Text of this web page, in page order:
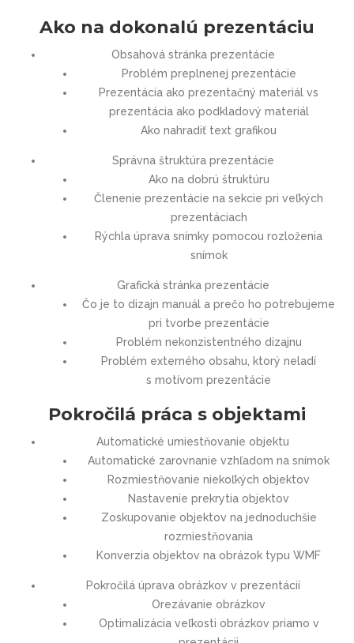
Ako na dokonalú prezentáciu
Obsahová stránka prezentácie
Problém preplnenej prezentácie
Prezentácia ako prezentačný materiál vs
prezentácia ako podkladový materiál
Ako nahradiť text grafikou
Správna štruktúra prezentácie
Ako na dobrú štruktúru
Členenie prezentácie na sekcie pri veľkých
prezentáciach
Rýchla úprava snímky pomocou rozloženia
snímok
Grafická stránka prezentácie
Čo je to dizajn manuál a prečo ho potrebujeme
pri tvorbe prezentácie
Problém nekonzistentného dizajnu
Problém externého obsahu, ktorý neladí
s motívom prezentácie
Pokročilá práca s objektami
Automatické umiestňovanie objektu
Automatické zarovnanie vzhľadom na snímok
Rozmiestňovanie niekoľkých objektov
Nastavenie prekrytia objektov
Zoskupovanie objektov na jednoduchšie
rozmiestňovania
Konverzia objektov na obrázok typu WMF
Pokročilá úprava obrázkov v prezentácií
Orezávanie obrázkov
Optimalizácia veľkosti obrázkov priamo v